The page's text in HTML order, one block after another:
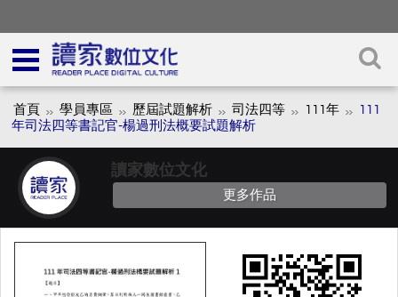
首頁 學員專區 歷屆試題解析 司法四等 111年
111
年司法四等書記官-楊過刑法概要試題解析
讀家數位文化
更多作品